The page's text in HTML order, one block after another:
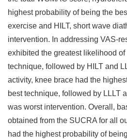
highest probability of being the
exercise and HILT, short wave
intervention. In addressing VAS-
exhibited the greatest likelihood
technique, followed by HILT and
activity, knee brace had the
best technique, followed by LLLT
was worst intervention. Overall,
obtained from the SUCRA for all
had the highest probability of